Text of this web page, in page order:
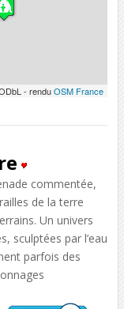
- renduOSM France
commentée,
de la terre
Un univers
sculptées par l’eau
parfois des